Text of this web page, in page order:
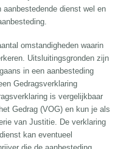
dienst wel en
omstandigheden waarin
Uitsluitingsgronden zijn
in een aanbesteding
Gedragsverklaring
is vergelijkbaar
Gedrag (VOG) en kun je als
van Justitie. De verklaring
kan eventueel